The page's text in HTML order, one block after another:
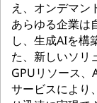
え、オンデマン
あらゆる企業は
し、生成AIを構
た、新しいソリ
GPUリソース
サービスにより